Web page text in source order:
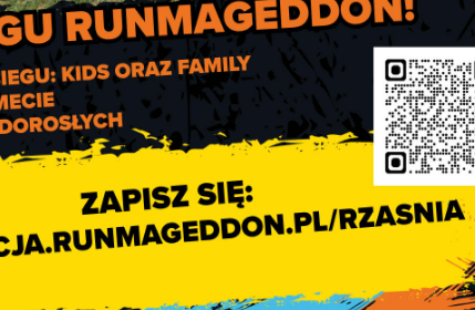
Konsultacje społeczne dot.
nadania nazw ulic w Rząśni